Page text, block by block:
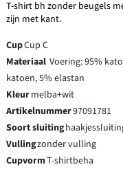
T-shirt bh zonder beugels
zijn met kant.
CupCup C
Materiaal Voering: 95%
katoen, 5% elastan
Kleurmelba+wit
Artikelnummer97091781
Soort sluiting
Vullingzonder vulling
CupvormT-shirtbeha